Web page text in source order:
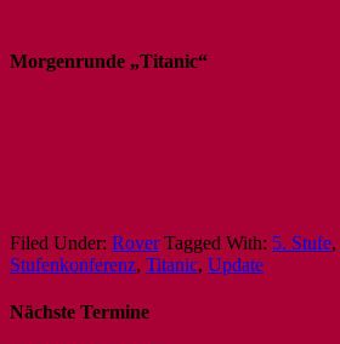
Morgenrunde „Titanic“
Filed Under: Rover Tagged With: 5. Stufe,
Stufenkonferenz, Titanic, Update
Nächste Termine